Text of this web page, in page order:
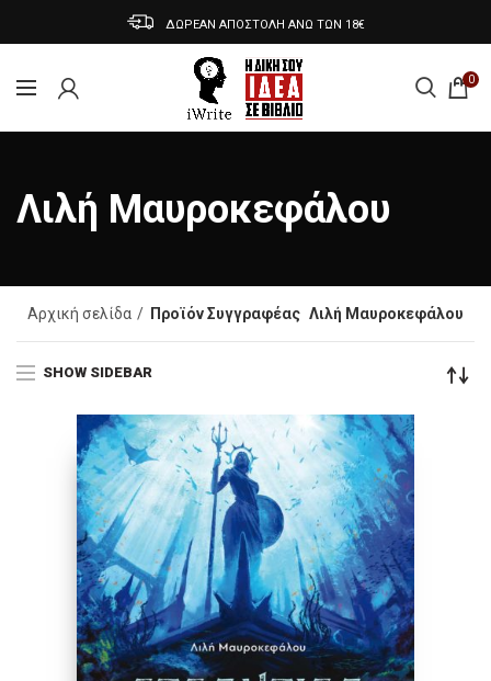
ΔΩΡΕΑΝ ΑΠΟΣΤΟΛΗ ΑΝΩ ΤΩΝ 18€
0
Λιλή Μαυροκεφάλου
Αρχική σελίδα Προϊόν Συγγραφέας Λιλή Μαυροκεφάλου
SHOW SIDEBAR